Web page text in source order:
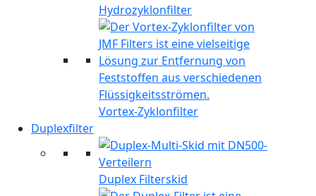
Hydrozyklonfilter
Vortex-Zyklonfilter
Duplexfilter
Duplex Filterskid